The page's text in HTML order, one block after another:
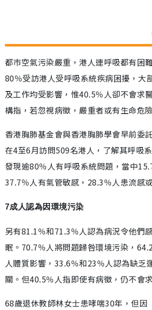
都巿空氣污染嚴重，港人連呼吸都有困
80％受訪港人受呼吸系統疾病困擾，大
及工作均受影響，惟40.5％人卻不會求
構指，若忽視病徵，嚴重者或有生命危
香港胸肺基金會與香港胸肺學會早前委
在4至6月訪問509名港人，了解其呼吸
發現逾80％人有呼吸系統問題，當中
37.7％人有氣管敏感，28.3％人患流感
7成人認為因環境污染
另有81.1％和71.3％人認為病況令他們
眠。70.7％人將問題歸咎環境污染，
人體質影響，33.6％和23％人認為缺乏
關。但40.5％人指即使有病徵，仍不會
68歲退休教師林女士患哮喘30年，但因